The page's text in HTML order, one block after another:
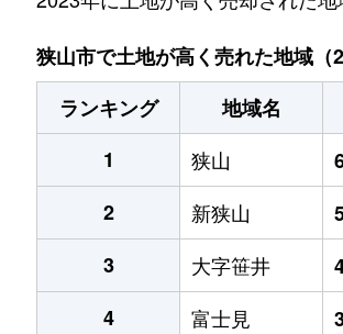
狭山市で土地が高く売れた地域（
ランキング
地域名
1
狭山
2
新狭山
3
大字笹井
4
富士見